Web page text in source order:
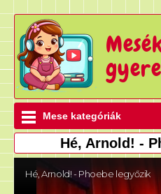
Mese kategóriák
Hé, Arnold! -